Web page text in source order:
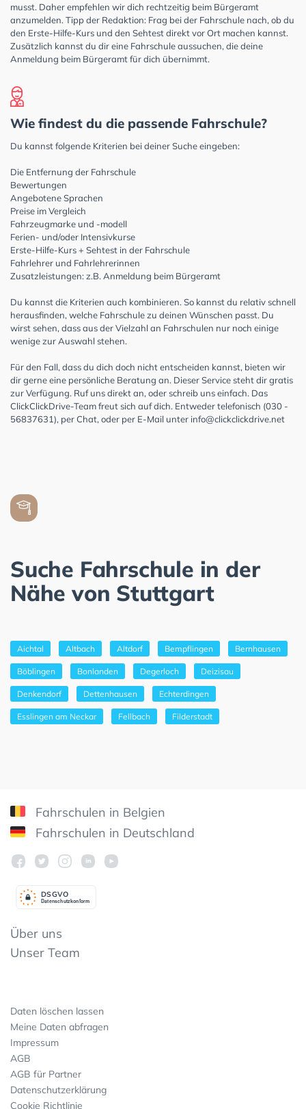
musst. Daher empfehlen wir dich rechtzeitig beim Bürgeramt
anzumelden. Tipp der Redaktion: Frag bei der Fahrschule nach, ob du
den Erste-Hilfe-Kurs und den Sehtest direkt vor Ort machen kannst.
Zusätzlich kannst du dir eine Fahrschule aussuchen, die deine
Anmeldung beim Bürgeramt für dich übernimmt.
Wie findest du die passende Fahrschule?
Du kannst folgende Kriterien bei deiner Suche eingeben:
Die Entfernung der Fahrschule
Bewertungen
Angebotene Sprachen
Preise im Vergleich
Fahrzeugmarke und -modell
Ferien- und/oder Intensivkurse
Erste-Hilfe-Kurs + Sehtest in der Fahrschule
Fahrlehrer und Fahrlehrerinnen
Zusatzleistungen: z.B. Anmeldung beim Bürgeramt
Du kannst die Kriterien auch kombinieren. So kannst du relativ schnell
herausfinden, welche Fahrschule zu deinen Wünschen passt. Du
wirst sehen, dass aus der Vielzahl an Fahrschulen nur noch einige
wenige zur Auswahl stehen.
Für den Fall, dass du dich doch nicht entscheiden kannst, bieten wir
dir gerne eine persönliche Beratung an. Dieser Service steht dir gratis
zur Verfügung. Ruf uns direkt an, oder schreib uns einfach. Das
ClickClickDrive-Team freut sich auf dich. Entweder telefonisch (030 -
56837631), per Chat, oder per E-Mail unter info@clickclickdrive.net
Suche Fahrschule in der
Nähe von Stuttgart
Aichtal Altbach Altdorf Bempflingen Bernhausen
Böblingen Bonlanden Degerloch Deizisau
Denkendorf Dettenhausen Echterdingen
Esslingen am Neckar Fellbach Filderstadt
Fahrschulen in Belgien
Fahrschulen in Deutschland
Datenschutzkonform
DSGVO
Über uns
Unser Team
Daten löschen lassen
Meine Daten abfragen
Impressum
AGB
AGB für Partner
Datenschutzerklärung
Cookie Richtlinie